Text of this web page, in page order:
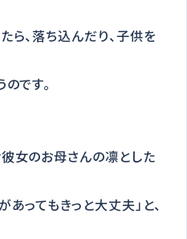
ら、落ち込んだり、子供を
です。
女のお母さんの凛とした
ってもきっと大丈夫」と、